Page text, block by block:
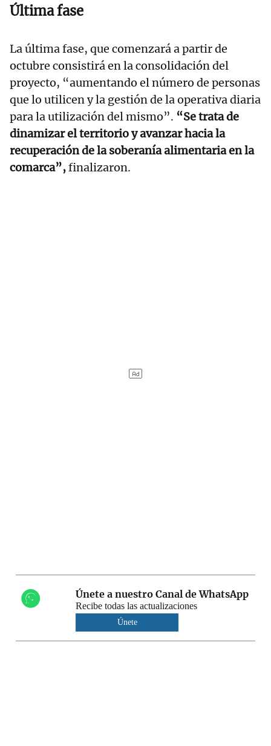
Última fase
La última fase, que comenzará a partir de
octubre consistirá en la consolidación del
proyecto, “aumentando el número de personas
que lo utilicen y la gestión de la operativa diaria
para la utilización del mismo”. “Se trata de
dinamizar el territorio y avanzar hacia la
recuperación de la soberanía alimentaria en la
comarca”,finalizaron.
Únete a nuestro Canal de WhatsApp
Recibe todas las actualizaciones
Únete